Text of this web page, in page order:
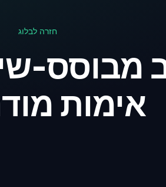
חזרה לבלוג
מבוסס-
אימות